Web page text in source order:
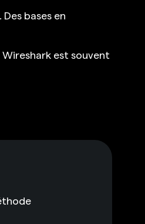
bases en
est souvent